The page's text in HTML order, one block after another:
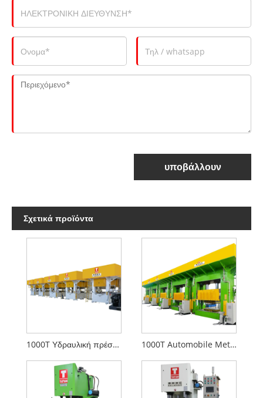
υποβάλλουν
Σχετικά προϊόντα
1000T Υδραυλική πρέσα βαθιάς σχεδίασης 1000T Automobile Metal Stamping Line